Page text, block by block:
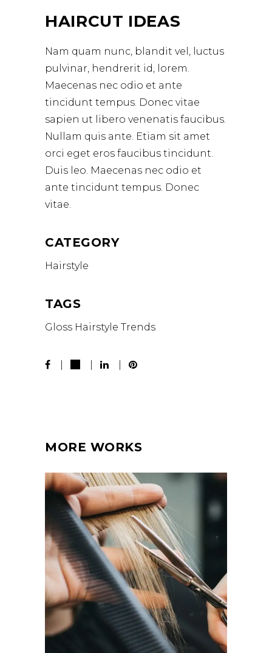
HAIRCUT IDEAS
Nam quam nunc, blandit vel, luctus
pulvinar, hendrerit id, lorem.
Maecenas nec odio et ante
tincidunt tempus. Donec vitae
sapien ut libero venenatis faucibus.
Nullam quis ante. Etiam sit amet
orci eget eros faucibus tincidunt.
Duis leo. Maecenas nec odio et
ante tincidunt tempus. Donec
vitae.
CATEGORY
Hairstyle
TAGS
Gloss Hairstyle Trends
MORE WORKS